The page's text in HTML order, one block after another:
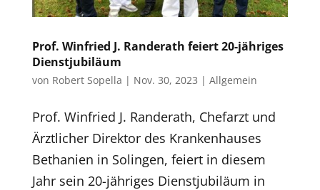
Prof. Winfried J. Randerath feiert 20-jähriges
Dienstjubiläum
von Robert Sopella | Nov. 30, 2023 | Allgemein
Prof. Winfried J. Randerath, Chefarzt und
Ärztlicher Direktor des Krankenhauses
Bethanien in Solingen, feiert in diesem
Jahr sein 20-jähriges Dienstjubiläum in